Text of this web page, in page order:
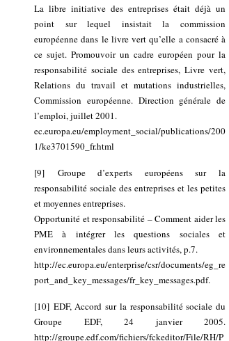
La libre initiative des entreprises était déjà un
point sur lequel insistait la commission
européenne dans le livre vert qu’elle a consacré à
ce sujet. Promouvoir un cadre européen pour la
responsabilité sociale des entreprises, Livre vert,
Relations du travail et mutations industrielles,
Commission européenne. Direction générale de
l’emploi, juillet 2001.
ec.europa.eu/employment_social/publications/200
1/ke3701590_fr.html
[9] Groupe d’experts européens sur la
responsabilité sociale des entreprises et les petites
et moyennes entreprises.
Opportunité et responsabilité – Comment aider les
PME à intégrer les questions sociales et
environnementales dans leurs activités, p.7.
http://ec.europa.eu/enterprise/csr/documents/eg_re
port_and_key_messages/fr_key_messages.pdf.
[10] EDF, Accord sur la responsabilité sociale du
Groupe EDF, 24 janvier 2005.
http://groupe.edf.com/fichiers/fckeditor/File/RH/P